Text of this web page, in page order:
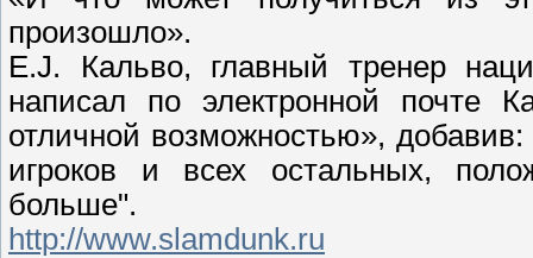
произошло».
E.J. Кальво, главный тренер
написал по электронной почте
отличной возможностью»,
игроков и всех остальных,
больше".
http://www.slamdunk.ru